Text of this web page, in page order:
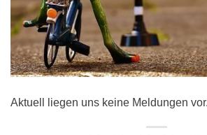
Aktuell liegen uns keine Meldungen vor.